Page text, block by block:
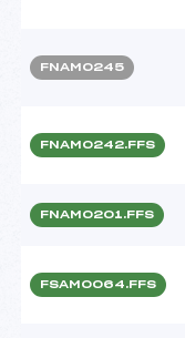
FNAM0245
FNAM0242.FFS
FNAM0201.FFS
FSAM0064.FFS